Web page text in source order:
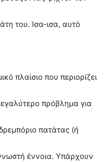
του. Ισα-ισα, αυτό
πλαίσιο που περιορίζει
πρόβλημα για
πατάτας (ή
έννοια. Υπάρχουν